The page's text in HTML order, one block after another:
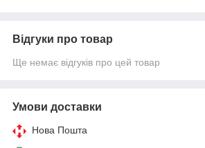
Відгуки про товар
Ще немає відгуків про цей товар
Умови доставки
Нова Пошта